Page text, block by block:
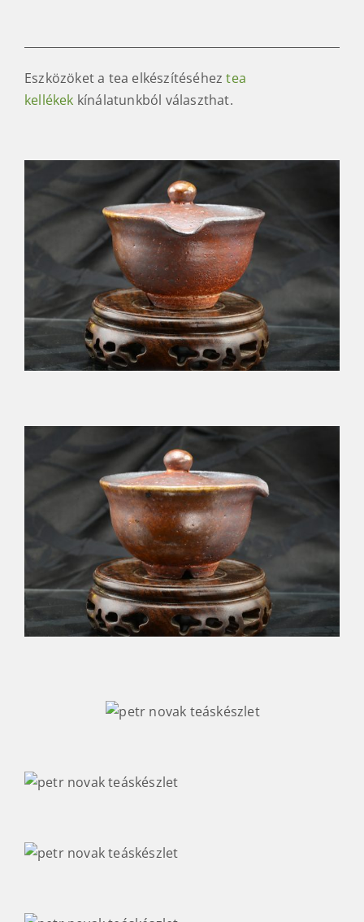
Eszközöket a tea elkészítéséhez tea
kellékek kínálatunkból választhat.